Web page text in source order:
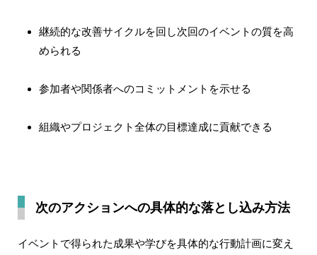
継続的な改善サイクルを回し次回のイベントの質を高
められる
参加者や関係者へのコミットメントを示せる
組織やプロジェクト全体の目標達成に貢献できる
次のアクションへの具体的な落とし込み方法
イベントで得られた成果や学びを具体的な行動計画に変え